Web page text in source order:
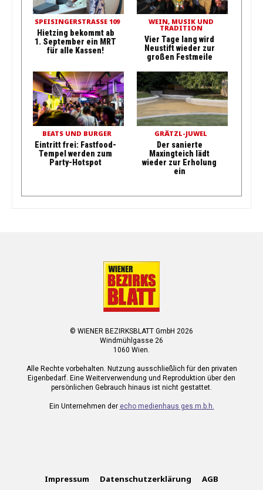
SPEISINGERSTRASSE 109
Hietzing bekommt ab
1. September ein MRT
für alle Kassen!
WEIN, MUSIK UND
TRADITION
Vier Tage lang wird
Neustift wieder zur
großen Festmeile
BEATS UND BURGER
Eintritt frei: Fastfood-
Tempel werden zum
Party-Hotspot
GRÄTZL-JUWEL
Der sanierte
Maxingteich lädt
wieder zur Erholung
ein
© WIENER BEZIRKSBLATT GmbH 2026
Windmühlgasse 26
1060 Wien.
Alle Rechte vorbehalten. Nutzung ausschließlich für den privaten
Eigenbedarf. Eine Weiterverwendung und Reproduktion über den
persönlichen Gebrauch hinaus ist nicht gestattet.
Ein Unternehmen der echo medienhaus ges.m.b.h.
Impressum Datenschutzerklärung AGB